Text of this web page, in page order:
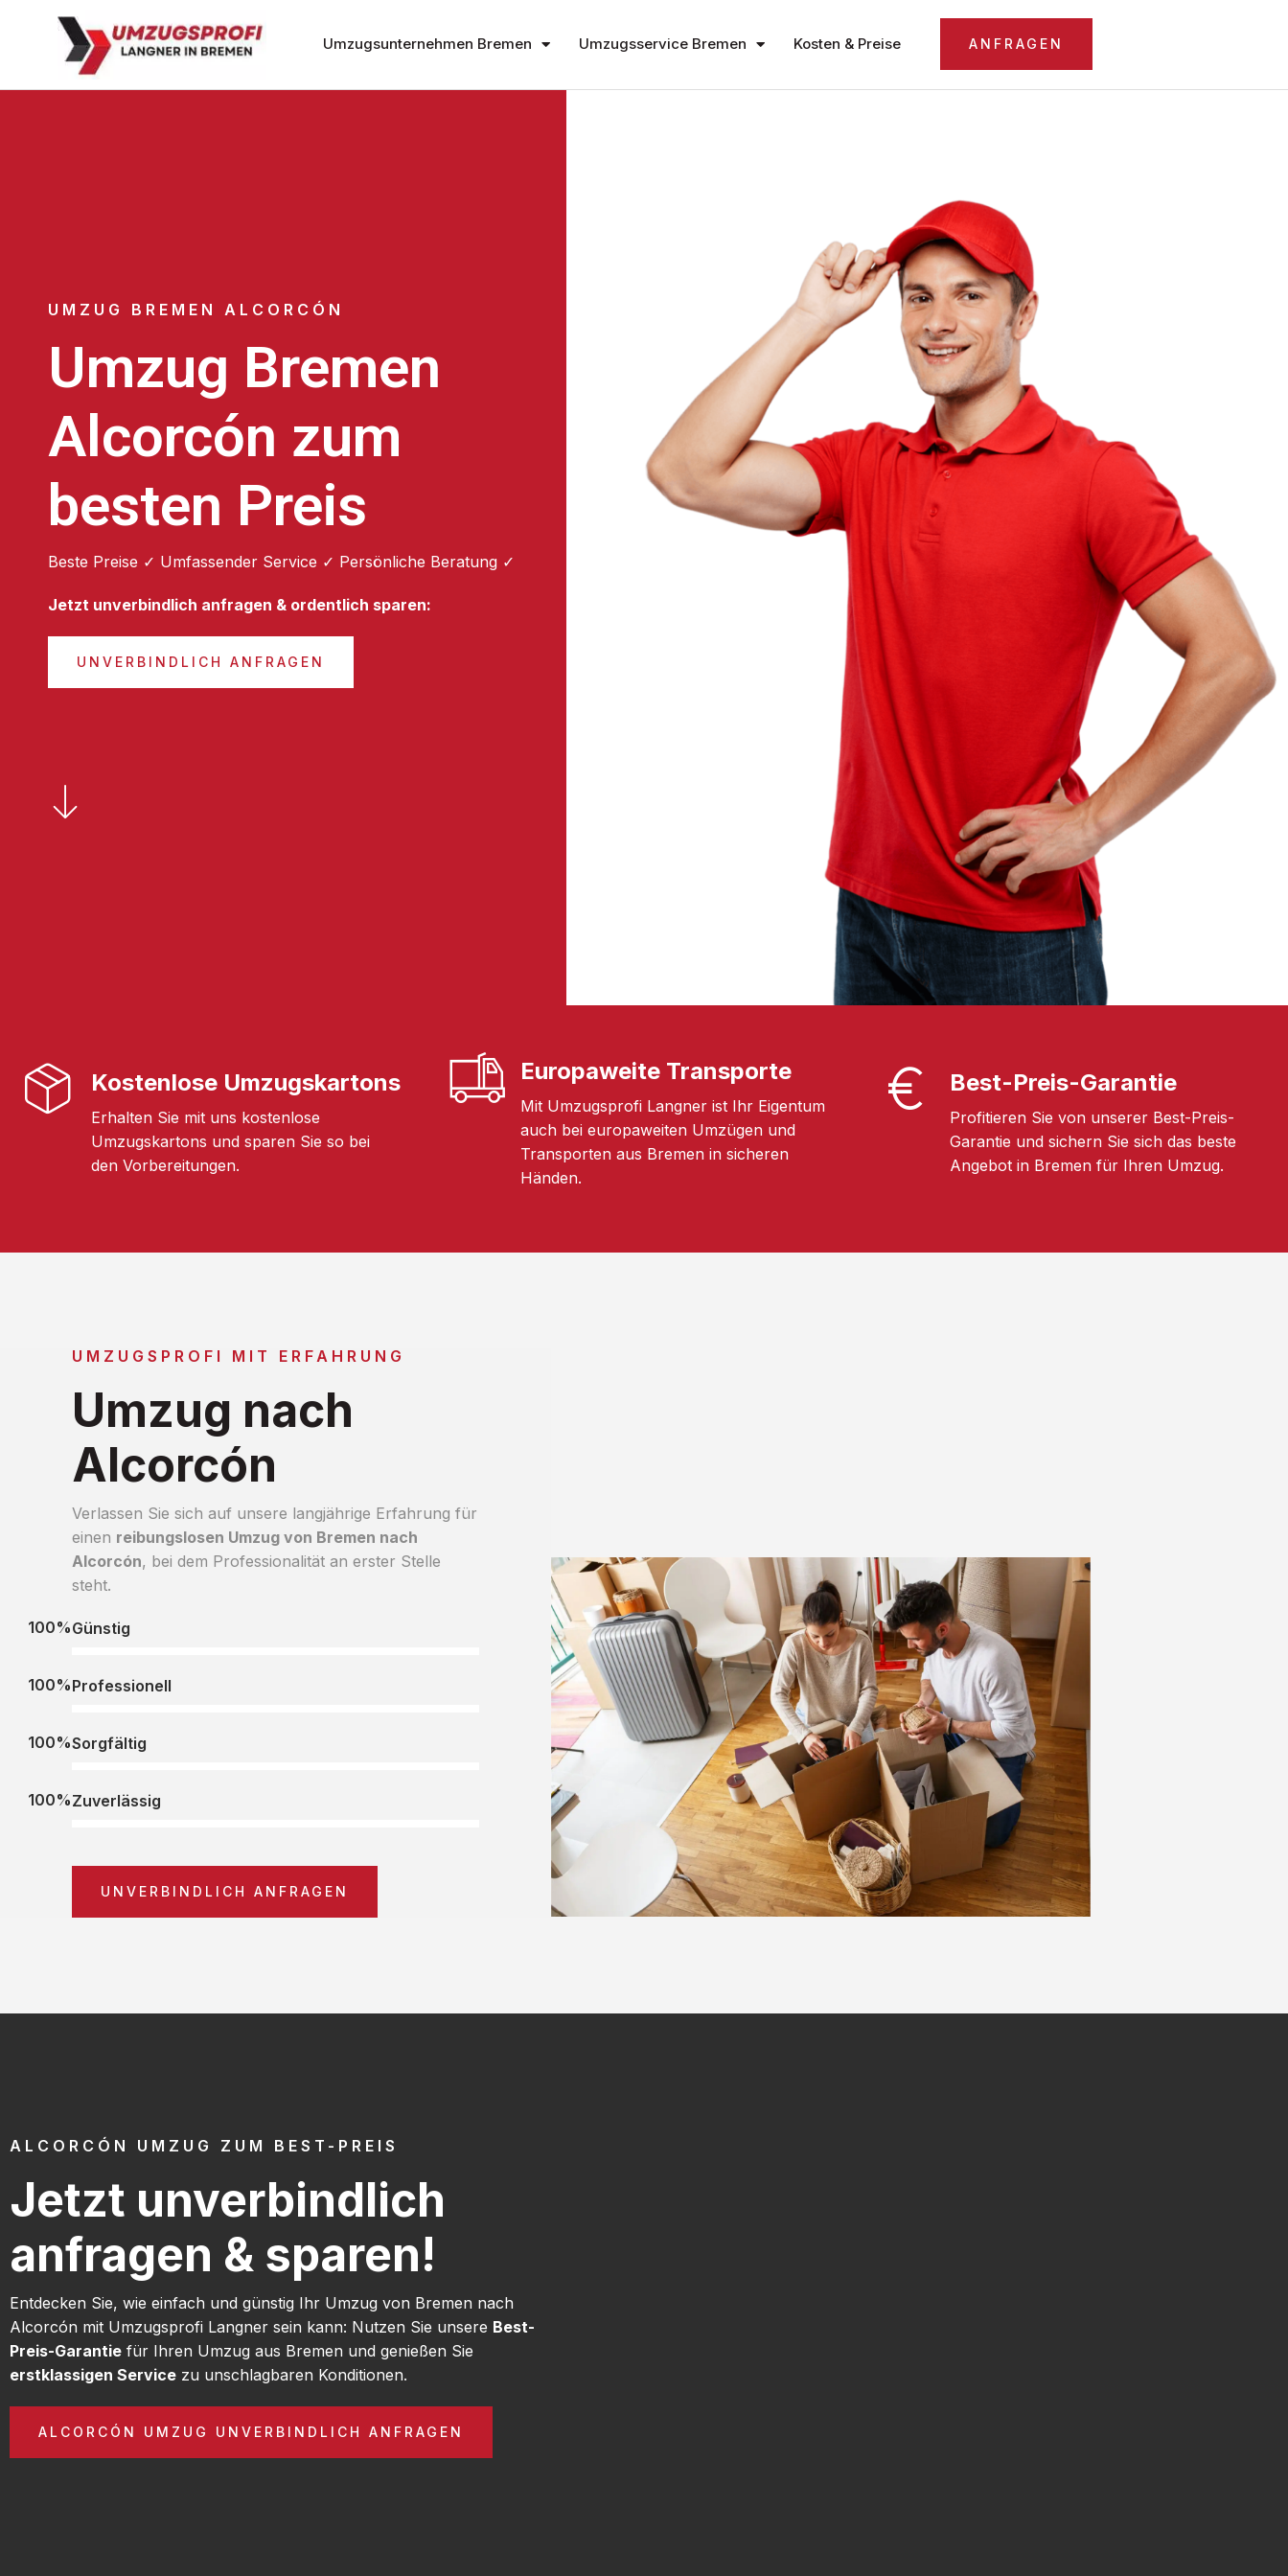
Umzugsunternehmen Bremen Umzugsservice Bremen Kosten & Preise ANFRAGEN
UMZUG BREMEN ALCORCÓN
Umzug Bremen
Alcorcón zum
besten Preis
Beste Preise ✓ Umfassender Service ✓ Persönliche Beratung ✓
Jetzt unverbindlich anfragen & ordentlich sparen:
UNVERBINDLICH ANFRAGEN
Kostenlose Umzugskartons
Erhalten Sie mit uns kostenlose
Umzugskartons und sparen Sie so bei
den Vorbereitungen.
Europaweite Transporte
Mit Umzugsprofi Langner ist Ihr Eigentum
auch bei europaweiten Umzügen und
Transporten aus Bremen in sicheren
Händen.
Best-Preis-Garantie
Profitieren Sie von unserer Best-Preis-
Garantie und sichern Sie sich das beste
Angebot in Bremen für Ihren Umzug.
UMZUGSPROFI MIT ERFAHRUNG
Umzug nach
Alcorcón
Verlassen Sie sich auf unsere langjährige Erfahrung für
einen reibungslosen Umzug von Bremen nach
Alcorcón, bei dem Professionalität an erster Stelle
steht.
Günstig
100%
Professionell
100%
Sorgfältig
100%
Zuverlässig
100%
UNVERBINDLICH ANFRAGEN
ALCORCÓN UMZUG ZUM BEST-PREIS
Jetzt unverbindlich
anfragen & sparen!
Entdecken Sie, wie einfach und günstig Ihr Umzug von Bremen nach
Alcorcón mit Umzugsprofi Langner sein kann: Nutzen Sie unsere Best-
Preis-Garantie für Ihren Umzug aus Bremen und genießen Sie
erstklassigen Service zu unschlagbaren Konditionen.
ALCORCÓN UMZUG UNVERBINDLICH ANFRAGEN